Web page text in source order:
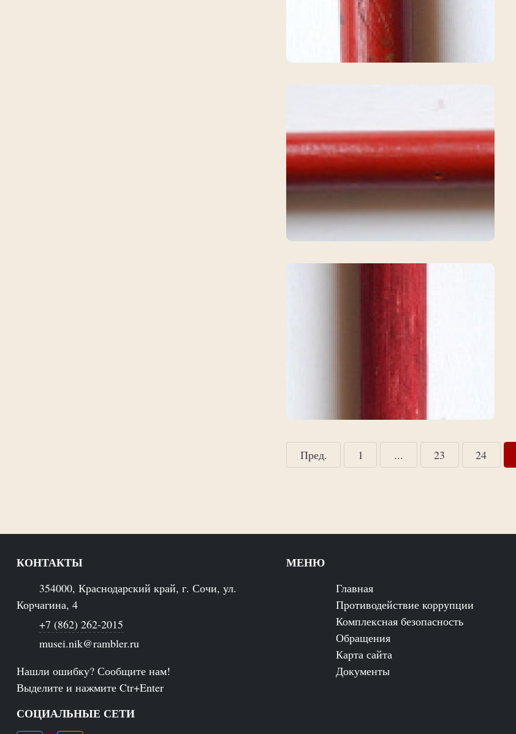
Пред. 1 ... 23 24
КОНТАКТЫ
354000, Краснодарский край, г. Сочи, ул.
Корчагина, 4
+7 (862) 262-2015
musei.nik@rambler.ru
Нашли ошибку? Сообщите нам!
Выделите и нажмите Ctr+Enter
МЕНЮ
Главная
Противодействие коррупции
Комплексная безопасность
Обращения
Карта сайта
Документы
СОЦИАЛЬНЫЕ СЕТИ